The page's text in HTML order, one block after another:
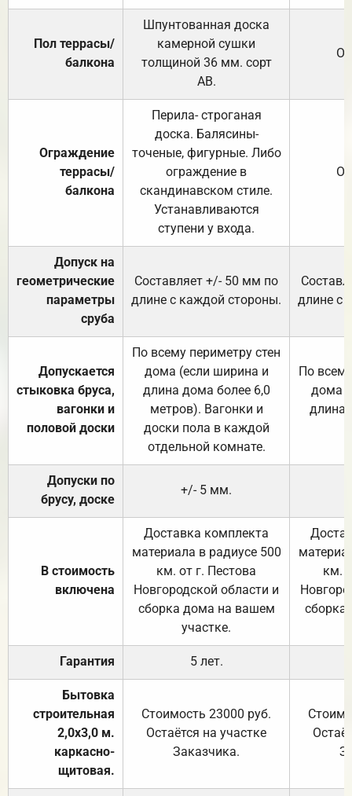
Пол террасы/
балкона
Шпунтованная доска
камерной сушки
толщиной 36 мм. сорт
АВ.
Ограждение
террасы/
балкона
Перила- строганая
доска. Балясины-
точеные, фигурные. Либо
ограждение в
скандинавском стиле.
Устанавливаются
ступени у входа.
Допуск на
геометрические
параметры
сруба
Составляет +/- 50 мм по
длине с каждой стороны.
длине с
Допускается
стыковка бруса,
вагонки и
половой доски
По всему периметру стен
дома (если ширина и
длина дома более 6,0
метров). Вагонки и
доски пола в каждой
отдельной комнате.
По
дома
длина
Допуски по
брусу, доске
+/- 5 мм.
В стоимость
включена
Доставка комплекта
материала в радиусе 500
км. от г. Пестова
Новгородской области и
сборка дома на вашем
участке.
км.
Гарантия 5 лет.
Бытовка
строительная
2,0х3,0 м.
каркасно-
щитовая.
Стоимость 23000 руб.
Остаётся на участке
Заказчика.